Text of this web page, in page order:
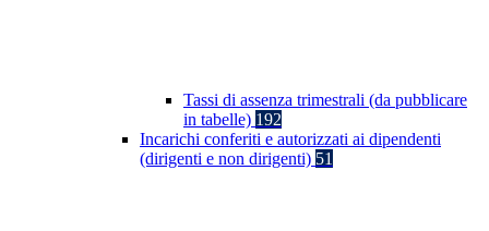
Tassi di assenza trimestrali (da pubblicare
in tabelle) 192
Incarichi conferiti e autorizzati ai dipendenti
(dirigenti e non dirigenti) 51